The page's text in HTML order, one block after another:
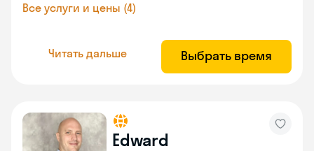
Все услуги и цены (4)
Читать дальше Выбрать время
Edward